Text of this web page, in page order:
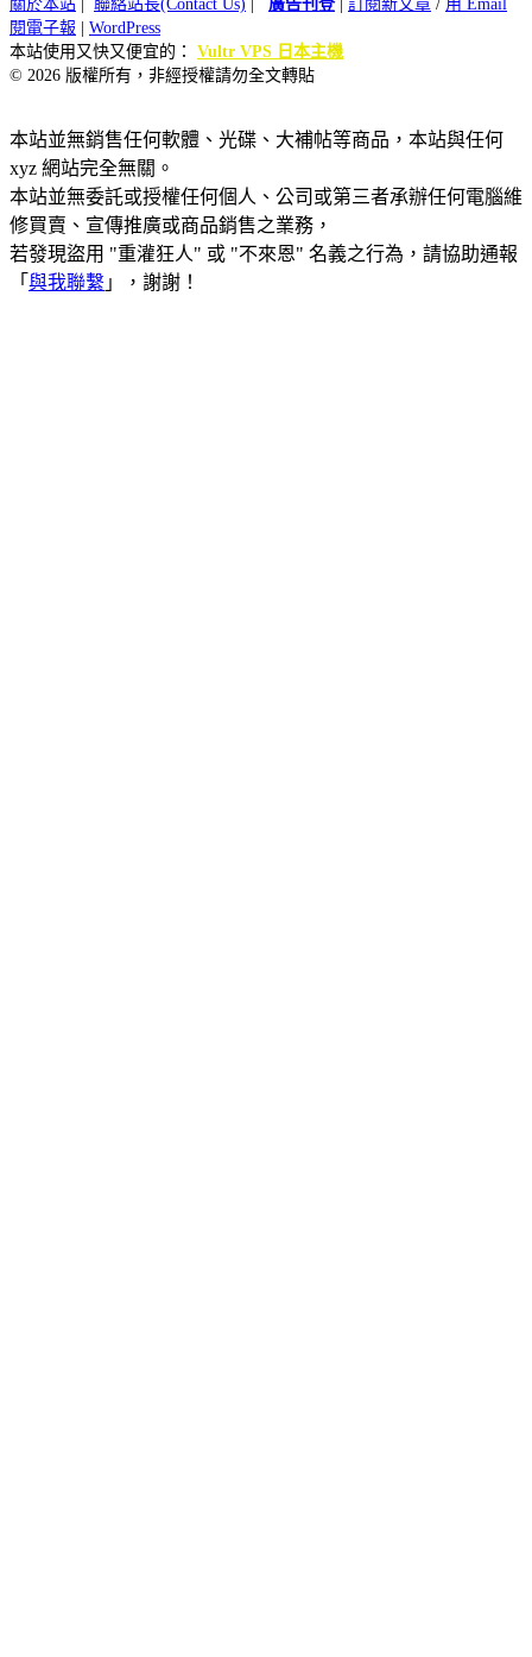
關於本站 聯絡站長(Contact Us) 廣告刊登| 訂閱新文章 / 用 Email
閱電子報
WordPress
本站使用又快又便宜的： Vultr VPS 日本主機
© 2026 版權所有，非經授權請勿全文轉貼
本站並無銷售任何軟體、光碟、大補帖等商品，本站與任何
xyz 網站完全無關。
本站並無委託或授權任何個人、公司或第三者承辦任何電腦維
修買賣、宣傳推廣或商品銷售之業務，
若發現盜用 "重灌狂人" 或 "不來恩" 名義之行為，請協助通報
「 與我聯繫 」，謝謝！